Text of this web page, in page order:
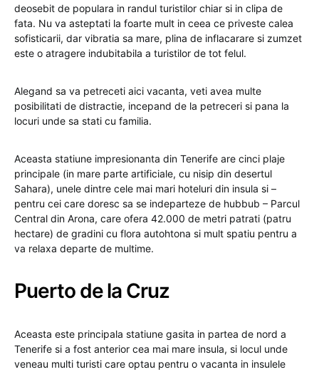
deosebit de populara in randul turistilor chiar si in clipa de
fata. Nu va asteptati la foarte mult in ceea ce priveste calea
sofisticarii, dar vibratia sa mare, plina de inflacarare si zumzet
este o atragere indubitabila a turistilor de tot felul.
Alegand sa va petreceti aici vacanta, veti avea multe
posibilitati de distractie, incepand de la petreceri si pana la
locuri unde sa stati cu familia.
Aceasta statiune impresionanta din Tenerife are cinci plaje
principale (in mare parte artificiale, cu nisip din desertul
Sahara), unele dintre cele mai mari hoteluri din insula si –
pentru cei care doresc sa se indeparteze de hubbub – Parcul
Central din Arona, care ofera 42.000 de metri patrati (patru
hectare) de gradini cu flora autohtona si mult spatiu pentru a
va relaxa departe de multime.
Puerto de la Cruz
Aceasta este principala statiune gasita in partea de nord a
Tenerife si a fost anterior cea mai mare insula, si locul unde
veneau multi turisti care optau pentru o vacanta in insulele